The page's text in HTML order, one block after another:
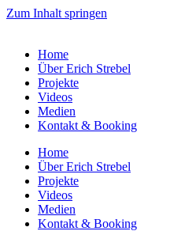
Zum Inhalt springen
Home
Über Erich Strebel
Projekte
Videos
Medien
Kontakt & Booking
Home
Über Erich Strebel
Projekte
Videos
Medien
Kontakt & Booking